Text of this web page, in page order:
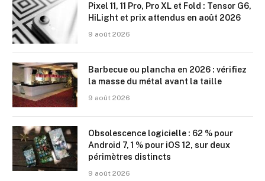
Pixel 11, 11 Pro, Pro XL et Fold : Tensor G6,
HiLight et prix attendus en août 2026
9 août 2026
Barbecue ou plancha en 2026 : vérifiez
la masse du métal avant la taille
9 août 2026
Obsolescence logicielle : 62 % pour
Android 7, 1 % pour iOS 12, sur deux
périmètres distincts
9 août 2026